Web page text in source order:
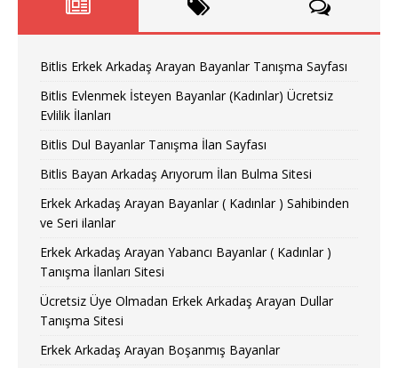
Bitlis Erkek Arkadaş Arayan Bayanlar Tanışma Sayfası
Bitlis Evlenmek İsteyen Bayanlar (Kadınlar) Ücretsiz
Evlilik İlanları
Bitlis Dul Bayanlar Tanışma İlan Sayfası
Bitlis Bayan Arkadaş Arıyorum İlan Bulma Sitesi
Erkek Arkadaş Arayan Bayanlar ( Kadınlar ) Sahibinden
ve Seri ilanlar
Erkek Arkadaş Arayan Yabancı Bayanlar ( Kadınlar )
Tanışma İlanları Sitesi
Ücretsiz Üye Olmadan Erkek Arkadaş Arayan Dullar
Tanışma Sitesi
Erkek Arkadaş Arayan Boşanmış Bayanlar